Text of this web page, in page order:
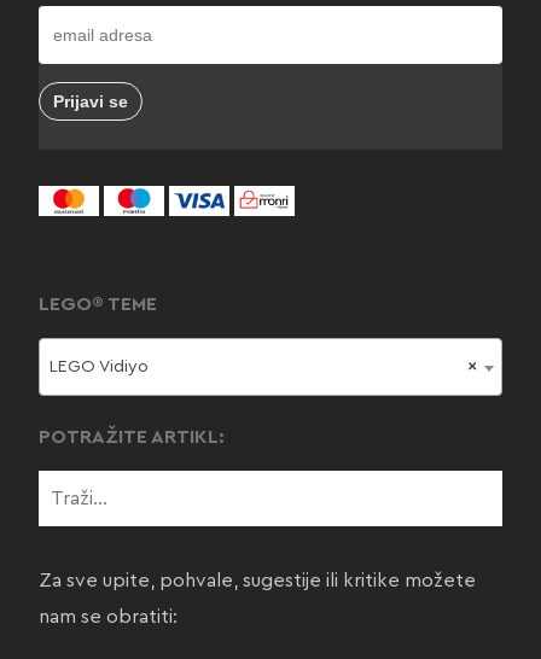
LEGO® TEME
×
LEGO Vidiyo
POTRAŽITE ARTIKL:
Za sve upite, pohvale, sugestije ili kritike možete
nam se obratiti: